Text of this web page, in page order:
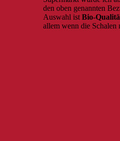
den oben genannten
Auswahl ist Bio-
allem wenn die Schalen